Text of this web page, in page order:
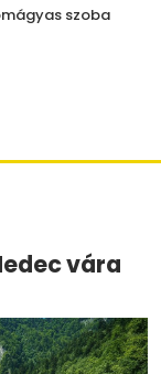
szoba
vára